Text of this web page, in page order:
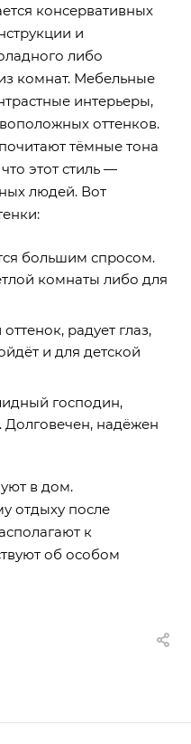
консервативных
и
либо
комнат. Мебельные
интерьеры,
оттенков.
тёмные тона
этот стиль —
людей. Вот
большим спросом.
комнаты либо для
радует глаз,
и для детской
господин,
Долговечен, надёжен
в дом.
отдыху после
к
об особом